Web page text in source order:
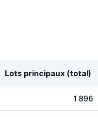
Lots principaux (total)
1 896